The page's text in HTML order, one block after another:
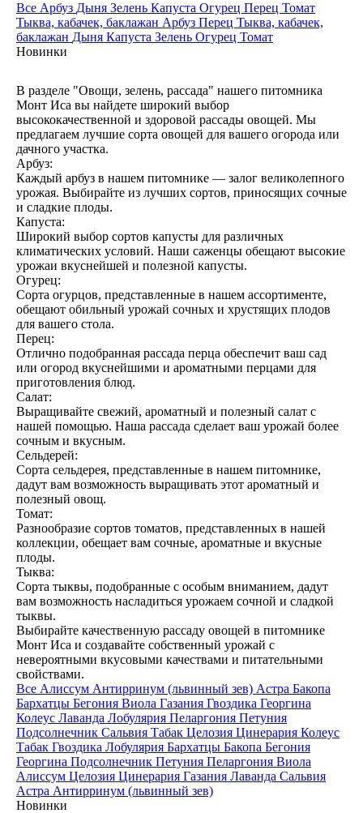
Все Арбуз Дыня Зелень Капуста Огурец Перец Томат
Тыква, кабачек, баклажан Арбуз Перец Тыква, кабачек,
баклажан Дыня Капуста Зелень Огурец Томат
Новинки
В разделе "Овощи, зелень, рассада" нашего питомника
Монт Иса вы найдете широкий выбор
высококачественной и здоровой рассады овощей. Мы
предлагаем лучшие сорта овощей для вашего огорода или
дачного участка.
Арбуз:
Каждый арбуз в нашем питомнике — залог великолепного
урожая. Выбирайте из лучших сортов, приносящих сочные
и сладкие плоды.
Капуста:
Широкий выбор сортов капусты для различных
климатических условий. Наши саженцы обещают высокие
урожаи вкуснейшей и полезной капусты.
Огурец:
Сорта огурцов, представленные в нашем ассортименте,
обещают обильный урожай сочных и хрустящих плодов
для вашего стола.
Перец:
Отлично подобранная рассада перца обеспечит ваш сад
или огород вкуснейшими и ароматными перцами для
приготовления блюд.
Салат:
Выращивайте свежий, ароматный и полезный салат с
нашей помощью. Наша рассада сделает ваш урожай более
сочным и вкусным.
Сельдерей:
Сорта сельдерея, представленные в нашем питомнике,
дадут вам возможность выращивать этот ароматный и
полезный овощ.
Томат:
Разнообразие сортов томатов, представленных в нашей
коллекции, обещает вам сочные, ароматные и вкусные
плоды.
Тыква:
Сорта тыквы, подобранные с особым вниманием, дадут
вам возможность насладиться урожаем сочной и сладкой
тыквы.
Выбирайте качественную рассаду овощей в питомнике
Монт Иса и создавайте собственный урожай с
невероятными вкусовыми качествами и питательными
свойствами.
Все Алиссум Антирринум (львинный зев) Астра Бакопа
Бархатцы Бегония Виола Газания Гвоздика Георгина
Колеус Лаванда Лобулярия Пеларгония Петуния
Подсолнечник Сальвия Табак Целозия Цинерария Колеус
Табак Гвоздика Лобулярия Бархатцы Бакопа Бегония
Георгина Подсолнечник Петуния Пеларгония Виола
Алиссум Целозия Цинерария Газания Лаванда Сальвия
Астра Антирринум (львинный зев)
Новинки